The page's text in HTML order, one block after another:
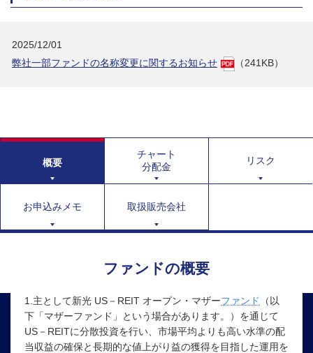
2025/12/01
弊社一部ファンドの名称変更に関するお知らせ
（241KB）
概要
チャート
分配金
リスク
お申込みメモ 取扱販売会社
ファンドの概要
1.主として新光 US－REIT オープン・マザーファンド
（以
下「マザーファンド」という場合があります。）を通じて
US－REITに分散投資を行い、市場平均よりも高い水準の配
当収益の確保と長期的な値上がり益の獲得を目指した運用を